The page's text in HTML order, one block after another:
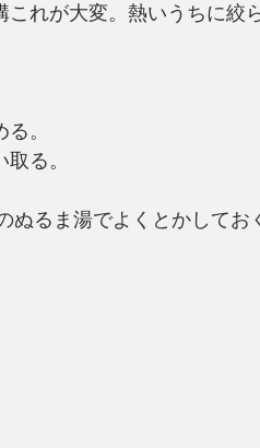
れが大変。熱いうちに絞
。
る。
ぬるま湯でよくとかしてお